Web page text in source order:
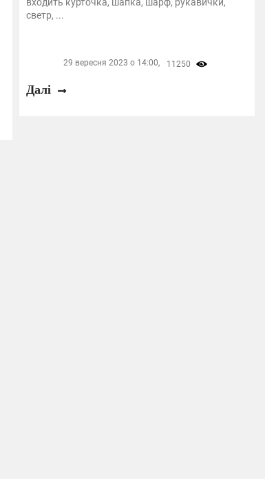
светр, ...
29 вересня 2023 о 14:00, 11250
Далі